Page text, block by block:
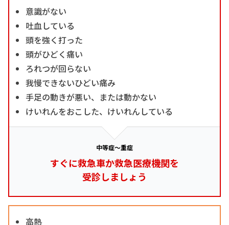
意識がない
吐血している
頭を強く打った
頭がひどく痛い
ろれつが回らない
我慢できないひどい痛み
手足の動きが悪い、または動かない
けいれんをおこした、けいれんしている
中等症～重症
すぐに救急車か救急医療機関を
受診しましょう
高熱